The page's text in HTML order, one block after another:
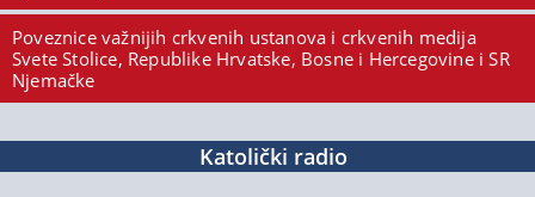
Poveznice važnijih crkvenih ustanova i crkvenih medija
Svete Stolice, Republike Hrvatske, Bosne i Hercegovine i SR
Njemačke
Katolički radio